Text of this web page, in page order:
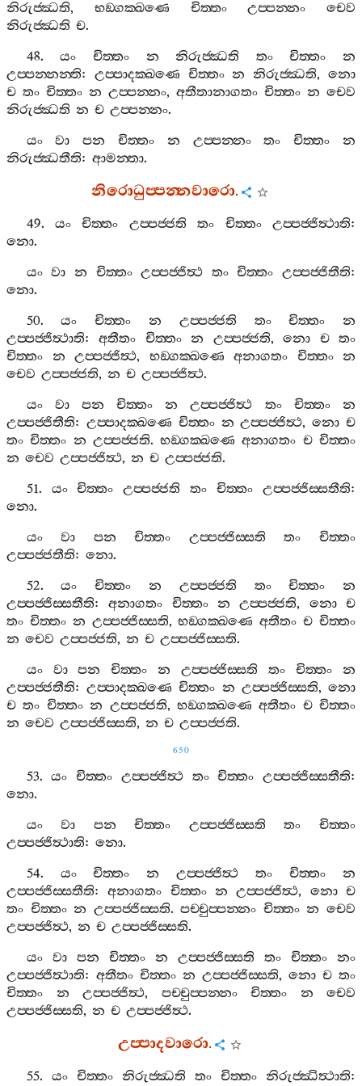
නිරුජ‍්ඣති, භඞ‍්ගක‍්ඛණෙ චිත‍්තං උප‍්පන‍්නං
චෙව
නිරුජ‍්ඣති ච.
48.යං චිත‍්තං න නිරුජ‍්ඣති තං චිත‍්තං
න
උප‍්පන‍්නන‍්ති: උප‍්පාදක‍්ඛණෙ චිත‍්තං න නිරුජ‍්ඣති,නො
ච තං චිත‍්තං න උප‍්පන‍්නං, අතීතානාගතං චිත‍්තං න චෙව
නිරුජ‍්ඣති න ච උප‍්පන‍්නං.
යං
වා පන චිත‍්තං න උප‍්පන‍්නං තං චිත‍්තං
න
නිරුජ‍්ඣතීති: ආමන‍්තා.
නිරොධුප‍්පන‍්නවාරො.
49.යං චිත‍්තං උප‍්පජ‍්ජති තං චිත‍්තං උප‍්පජ‍්ජිත්‍ථාති:
නො.
යං වා න චිත‍්තං උප‍්පජ‍්ජිත්‍ථ තං චිත‍්තං උප‍්පජ‍්ජිතීති:
නො.
50.යං චිත‍්තං න උප‍්පජ‍්ජති තං චිත‍්තං
න
උප‍්පජ‍්ජිත්‍ථාති:අතීතං චිත‍්තං න උප‍්පජ‍්ජති,නො ච
තං
චිත‍්තං
න උප‍්පජ‍්ජිත්‍ථ, භඞ‍්ගක‍්ඛණෙ අනාගතං චිත‍්තං
න
චෙව උප‍්පජ‍්ජති, න ච උප‍්පජ‍්ජිත්‍ථ.
යං
වා පන චිත‍්තං න උප‍්පජ‍්ජිත්‍ථ තං චිත‍්තං
න
උප‍්පජ‍්ජිතීති: උප‍්පාදක‍්ඛණෙ චිත‍්තං න උප‍්පජ‍්ජිත්‍ථ,නො ච
තං චිත‍්තං න උප‍්පජ‍්ජති.භඞ‍්ගක‍්ඛණෙ අනාගතං ච චිත‍්තං
න චෙව උප‍්පජ‍්ජිත්‍ථ, න ච උප‍්පජ‍්ජති.
51. යං චිත‍්තං උප‍්පජ‍්ජති තං චිත‍්තං උප‍්පජ‍්ජිස‍්සතීති:
නො.
යං
වා පන චිත‍්තං උප‍්පජ‍්ජිස‍්සති තං
චිත‍්තං
උප‍්පජ‍්ජතීති: නො.
52.යං චිත‍්තං න උප‍්පජ‍්ජති තං චිත‍්තං
න
උප‍්පජ‍්ජිස‍්සතීති:අනාගතං චිත‍්තං න උප‍්පජ‍්ජති, නො ච
තං චිත‍්තං න උප‍්පජ‍්ජිස‍්සති,භඞ‍්ගක‍්ඛණෙ අතීතං ච චිත‍්තං
න චෙව උප‍්පජ‍්ජති, න ච උප‍්පජ‍්ජිස‍්සති.
යං
වා පන චිත‍්තං න උප‍්පජ‍්ජිස‍්සති තං චිත‍්තං
න
උප‍්පජ‍්ජතීති:උප‍්පාදක‍්ඛණෙ චිත‍්තං න උප‍්පජ‍්ජිස‍්සති,නො
ච තං චිත‍්තං න උප‍්පජ‍්ජති, භඞ‍්ගක‍්ඛණෙ අතීතං ච චිත‍්තං
න චෙව උප‍්පජ‍්ජිස‍්සති, න ච උප‍්පජ‍්ජති.
650
53.යං චිත‍්තං උප‍්පජ‍්ජිත්‍ථ තං චිත‍්තං උප‍්පජ‍්ජිස‍්සතීති:
නො.
යං
වා පන චිත‍්තං උප‍්පජ‍්ජිස‍්සති තං
චිත‍්තං
උප‍්පජ‍්ජිත්‍ථාති: නො.
54. යං චිත‍්තං න උප‍්පජ‍්ජිත්‍ථ තං චිත‍්තං
න
උප‍්පජ‍්ජිස‍්සතීති:අනාගතං චිත‍්තං න උප‍්පජ‍්ජිත්‍ථ, නො ච
තං චිත‍්තං න උප‍්පජ‍්ජිස‍්සති.පච‍්චුප‍්පන‍්නං චිත‍්තං න චෙව
උප‍්පජ‍්ජිත්‍ථ, න ච උප‍්පජ‍්ජිස‍්සති.
යං
වා පන චිත‍්තං න උප‍්පජ‍්ජිස‍්සති තං චිත‍්තං
නං
උප‍්පජ‍්ජිත්‍ථාති: අතීතං චිත‍්තං න උප‍්පජ‍්ජිස‍්සති, නො ච තං
චිත‍්තං
න උප‍්පජ‍්ජිත්‍ථ, පච‍්චුප‍්පන‍්නං චිත‍්තං න
චෙව
උප‍්පජ‍්ජිස‍්සති, න ච උප‍්පජ‍්ජිත්‍ථ.
උප‍්පාදවාරො.
55. යං චිත‍්තං නිරුජ‍්ඣති තං චිත‍්තං නිරුජ‍්ඣිත්‍ථාති: